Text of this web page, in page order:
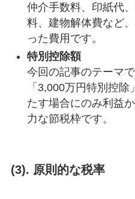
仲介手数料、印紙代
料、建物解体費など
った費用です。
特別控除額
今回の記事のテーマ
「3,000万円特別控
たす場合にのみ利益
力な節税枠です。
(3). 原則的な税率